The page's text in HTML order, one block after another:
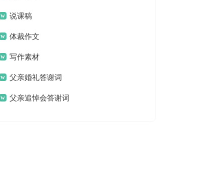
说课稿
体裁作文
写作素材
父亲婚礼答谢词
父亲追悼会答谢词